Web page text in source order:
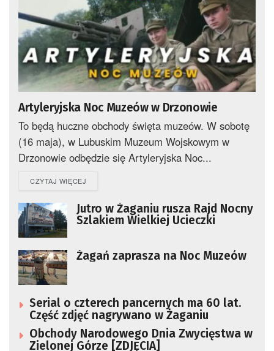
Artyleryjska Noc Muzeów w Drzonowie
To będą huczne obchody święta muzeów. W sobotę
(16 maja), w Lubuskim Muzeum Wojskowym w
Drzonowie odbędzie się Artyleryjska Noc...
CZYTAJ WIĘCEJ
Jutro w Żaganiu rusza Rajd Nocny
Szlakiem Wielkiej Ucieczki
Żagań zaprasza na Noc Muzeów
Serial o czterech pancernych ma 60 lat.
Część zdjęć nagrywano w Żaganiu
Obchody Narodowego Dnia Zwycięstwa w
Zielonej Górze [ZDJĘCIA]